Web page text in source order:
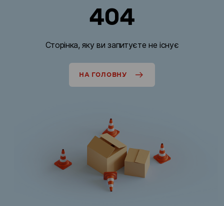
404
Сторінка, яку ви запитуєте не існує
НА ГОЛОВНУ